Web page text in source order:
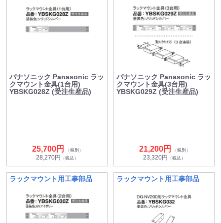
パナソニック Panasonic ラッ
クマウント金具(1台用)
YBSKG028Z (受注生産品)
25,700円 （税別）
28,270円 （税込）
パナソニック Panasonic ラッ
クマウント金具(3台用)
YBSKG029Z (受注生産品)
21,200円 （税別）
23,320円 （税込）
ラックマウント用工事部品 ラックマウント用工事部品